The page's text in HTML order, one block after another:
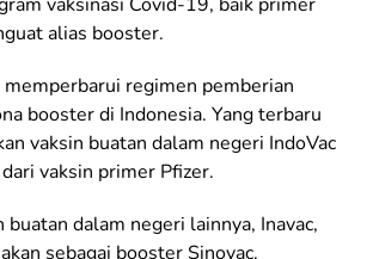
alias booster.
regimen pemberian
booster di Indonesia. Yang terbaru
vaksin buatan dalam negeri IndoVac
vaksin primer Pfizer.
dalam negeri lainnya, Inavac,
sebagai booster Sinovac.